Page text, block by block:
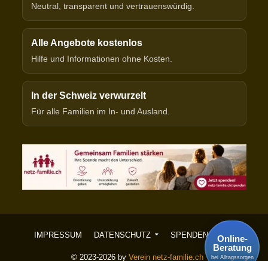
Online-
Beratung
bei Alltagssorgen
Neutral, transparent und vertrauenswürdig.
Alle Angebote kostenlos
Hilfe und Informationen ohne Kosten.
In der Schweiz verwurzelt
Für alle Familien im In- und Ausland.
IMPRESSUM DATENSCHUTZ SPENDEN
© 2023-2026 by Verein netz-familie.ch